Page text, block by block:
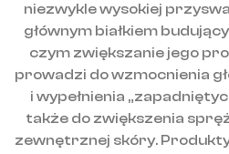
niezwykle wysokiej
głównym białkiem
czym zwiększanie jego
prowadzi do wzmocnienia
i wypełnienia
także do zwiększenia
zewnętrznej skóry.